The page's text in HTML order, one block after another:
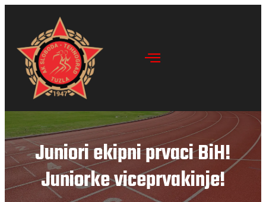
Juniori ekipni prvaci BiH!
Juniorke viceprvakinje!